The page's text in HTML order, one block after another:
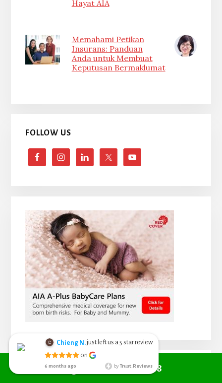
Hayat AIA
Memahami Petikan
Insurans: Panduan
Anda untuk Membuat
Keputusan Bermaklumat
FOLLOW US
KERAP DICARI Call +6010 361 9298